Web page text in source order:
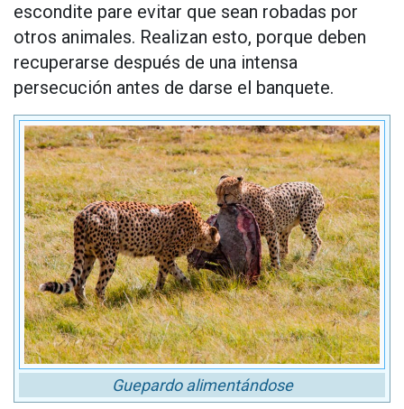
escondite pare evitar que sean robadas por
otros animales. Realizan esto, porque deben
recuperarse después de una intensa
persecución antes de darse el banquete.
Guepardo alimentándose